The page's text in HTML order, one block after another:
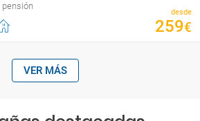
pensión
desde
259€
VER MÁS